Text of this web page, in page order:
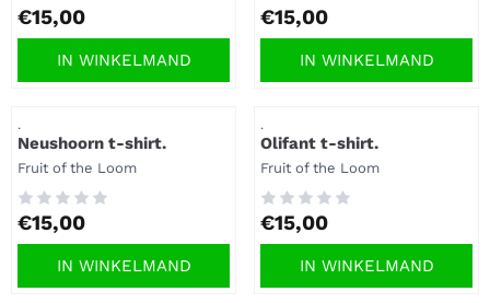
Prijs: 15,00
€15,00
IN WINKELMAND
Prijs: 15,00
€15,00
IN WINKELMAND
.
Neushoorn t-shirt.
Merk:
Fruit of the Loom
Prijs: 15,00
€15,00
IN WINKELMAND
.
Olifant t-shirt.
Merk:
Fruit of the Loom
Prijs: 15,00
€15,00
IN WINKELMAND